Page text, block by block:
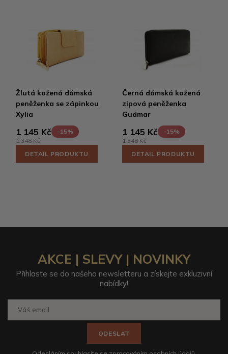
Žlutá kožená dámská
peněženka se zápinkou
Xylia
1 145 Kč
-15%
1 348 Kč
DETAIL PRODUKTU
Černá dámská kožená
zipová peněženka
Gudmar
1 145 Kč
-15%
1 348 Kč
DETAIL PRODUKTU
AKCE | SLEVY | NOVINKY
Přihlaste se do našeho newsletteru a získejte exkluzivní
nabídky!
ODESLAT